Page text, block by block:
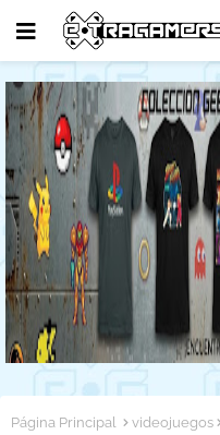
Página Principal videojuegos